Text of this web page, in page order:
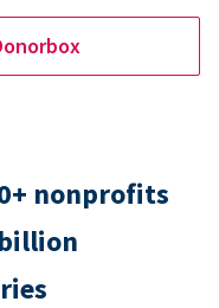
nonprofits